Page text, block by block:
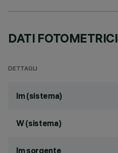
DATI FOTOMETRICI
DETTAGLI
lm (sistema)
W (sistema)
lm sorgente